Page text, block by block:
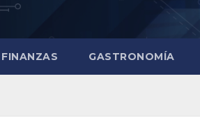
FINANZAS GASTRONOMÍA